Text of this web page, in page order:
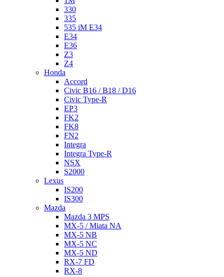
330
335
535 iM E34
E34
E36
Z3
Z4
Honda
Accord
Civic B16 / B18 / D16
Civic Type-R
EP3
FK2
FK8
FN2
Integra
Integra Type-R
NSX
S2000
Lexus
IS200
IS300
Mazda
Mazda 3 MPS
MX-5 / Miata NA
MX-5 NB
MX-5 NC
MX-5 ND
RX-7 FD
RX-8